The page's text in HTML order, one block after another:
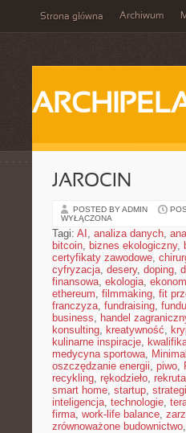
Strona główna Archiwum
JAROCIN
POSTED BY ADMIN
WYŁĄCZONA
Tagi: AI , analiza danych,
bitcoin, biznes ekologiczny,
certyfikaty zawodowe,
cyfryzacja, desery, doping,
finansowa, ekologia,
ethereum, filmmaking, fit
franczyza, fundraising,
business, handel
konsulting, kreatywność,
kulinarne inspiracje,
medycyna sportowa,
oszczędzanie energii, piwo,
recykling, rękodzieło,
smart home, startup,
inteligencja, technologie,
firma, work-life balance,
zrównoważone budownictwo,